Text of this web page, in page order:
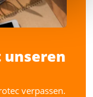
unseren
verpassen.